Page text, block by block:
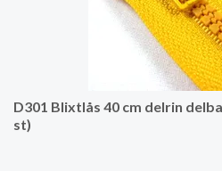
D301 Blixtlås 40 cm delrin
st)